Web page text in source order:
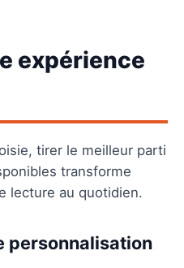
expérience
tirer le meilleur parti
transforme
lecture au quotidien.
personnalisation